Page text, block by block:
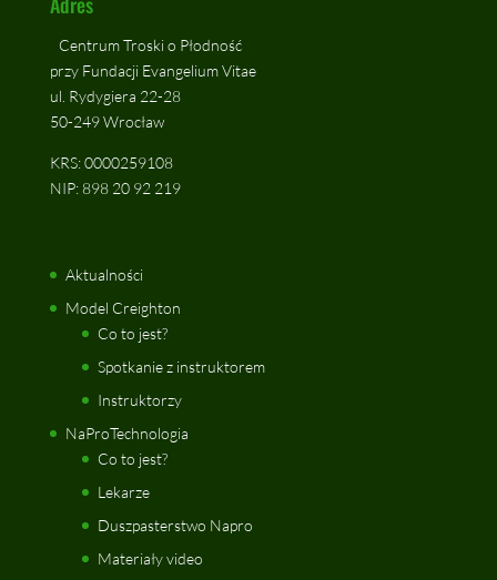
Centrum Troski o Płodność
przy Fundacji Evangelium Vitae
ul. Rydygiera 22-28
50-249 Wrocław
KRS: 0000259108
NIP: 898 20 92 219
Aktualności
Model Creighton
Co to jest?
Spotkanie z instruktorem
Instruktorzy
NaProTechnologia
Co to jest?
Lekarze
Duszpasterstwo Napro
Materiały video